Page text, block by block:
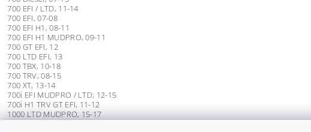
700 EFI / LTD, 11-14
700 EFI, 07-08
700 EFI H1, 08-11
700 EFI H1 MUDPRO, 09-11
700 GT EFI, 12
700 LTD EFI, 13
700 TBX, 10-18
700 TRV, 08-15
700 XT, 13-14
700i EFI MUDPRO / LTD, 12-15
700i H1 TRV GT EFI, 11-12
1000 LTD MUDPRO, 15-17
1000 TRV / Cruiser, 09-12